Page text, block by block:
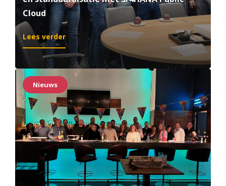
Cloud
Lees verder:
President
Safety
kiest
voor
modernisatie
en
standaardisatie
met
S/4HANA
Public
Cloud
Nieuws